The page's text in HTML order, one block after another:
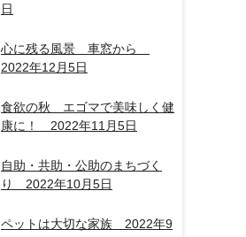
日
心に残る風景 車窓から
2022年12月5日
食欲の秋 エゴマで美味しく健
康に！ 2022年11月5日
自助・共助・公助のまちづく
り 2022年10月5日
ペットは大切な家族 2022年9